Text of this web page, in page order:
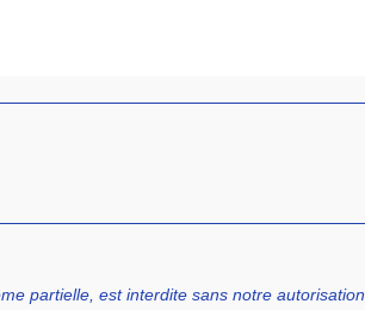
partielle, est interdite sans notre autorisation.